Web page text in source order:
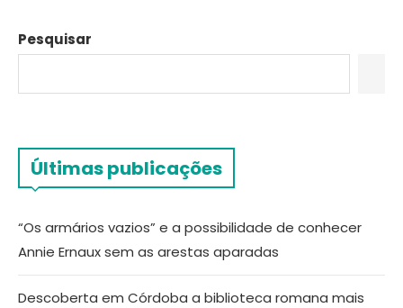
Pesquisar
Últimas publicações
“Os armários vazios” e a possibilidade de conhecer
Annie Ernaux sem as arestas aparadas
Descoberta em Córdoba a biblioteca romana mais